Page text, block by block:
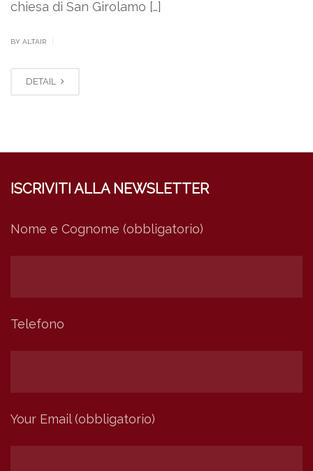
chiesa di San Girolamo […]
BY ALTAIR
DETAIL
ISCRIVITI ALLA NEWSLETTER
Nome e Cognome (obbligatorio)
Telefono
Your Email (obbligatorio)